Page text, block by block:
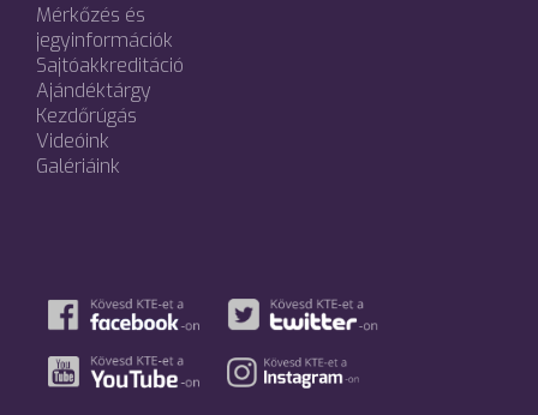
Mérkőzés és
jegyinformációk
Sajtóakkreditáció
Ajándéktárgy
Kezdőrúgás
Videóink
Galériáink